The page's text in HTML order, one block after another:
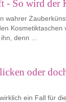
- So wird der
wahrer
denn ...
oder
ein Fall für